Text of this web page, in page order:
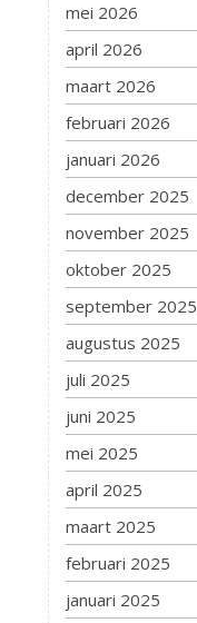
mei 2026
april 2026
maart 2026
februari 2026
januari 2026
december 2025
november 2025
oktober 2025
september 2025
augustus 2025
juli 2025
juni 2025
mei 2025
april 2025
maart 2025
februari 2025
januari 2025